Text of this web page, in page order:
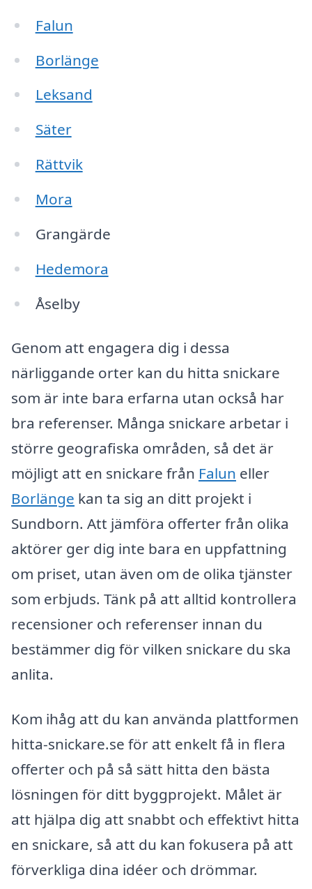
Falun
Borlänge
Leksand
Säter
Rättvik
Mora
Grangärde
Hedemora
Åselby
Genom att engagera dig i dessa
närliggande orter kan du hitta snickare
som är inte bara erfarna utan också har
bra referenser. Många snickare arbetar i
större geografiska områden, så det är
möjligt att en snickare från Falun eller
Borlänge kan ta sig an ditt projekt i
Sundborn. Att jämföra offerter från olika
aktörer ger dig inte bara en uppfattning
om priset, utan även om de olika tjänster
som erbjuds. Tänk på att alltid kontrollera
recensioner och referenser innan du
bestämmer dig för vilken snickare du ska
anlita.
Kom ihåg att du kan använda plattformen
hitta-snickare.se för att enkelt få in flera
offerter och på så sätt hitta den bästa
lösningen för ditt byggprojekt. Målet är
att hjälpa dig att snabbt och effektivt hitta
en snickare, så att du kan fokusera på att
förverkliga dina idéer och drömmar.